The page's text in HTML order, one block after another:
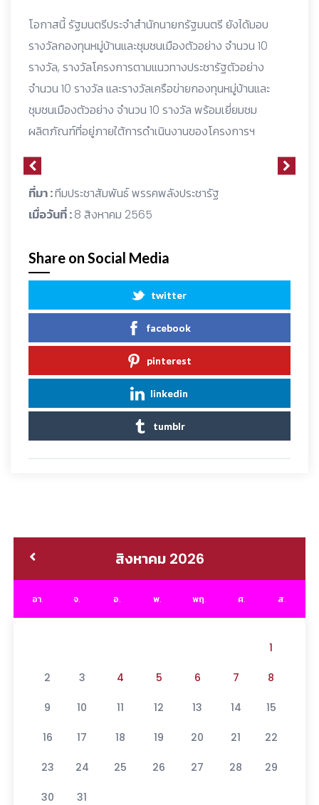
โอกาสนี้ รัฐมนตรีประจำสำนักนายกรัฐมนตรี ยังได้มอบ
รางวัลกองทุนหมู่บ้านและชุมชนเมืองตัวอย่าง จำนวน 10
รางวัล, รางวัลโครงการตามแนวทางประชารัฐตัวอย่าง
จำนวน 10 รางวัล และรางวัลเครือข่ายกองทุนหมู่บ้านและ
ชุมชนเมืองตัวอย่าง จำนวน 10 รางวัล พร้อมเยี่ยมชม
ผลิตภัณฑ์ที่อยู่ภายใต้การดำเนินงานของโครงการฯ
ที่มา :ทีมประชาสัมพันธ์ พรรคพลังประชารัฐ
เมื่อวันที่ :8 สิงหาคม 2565
Share on Social Media
twitter
facebook
pinterest
linkedin
tumblr
สิงหาคม 2026
อา. จ. อ. พ. พฤ. ศ. ส.
1
2 3 4 5 6 7 8
9 10 11 12 13 14 15
16 17 18 19 20 21 22
23 24 25 26 27 28 29
30 31